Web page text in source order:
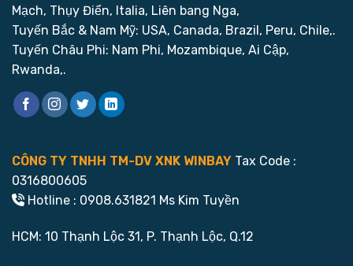
Mạch, Thụy Điển, Italia, Liên bang Nga,
Tuyến Bắc & Nam Mỹ: USA, Canada, Brazil, Peru, Chile,.
Tuyến Châu Phi: Nam Phi, Mozambique, Ai Cập,
Rwanda,.
CÔNG TY TNHH TM-DV XNK WINBAY Tax Code :
0316800605
Hotline : 0908.631821 Ms Kim Tuyền
HCM: 10 Thạnh Lộc 31, P. Thạnh Lộc, Q.12